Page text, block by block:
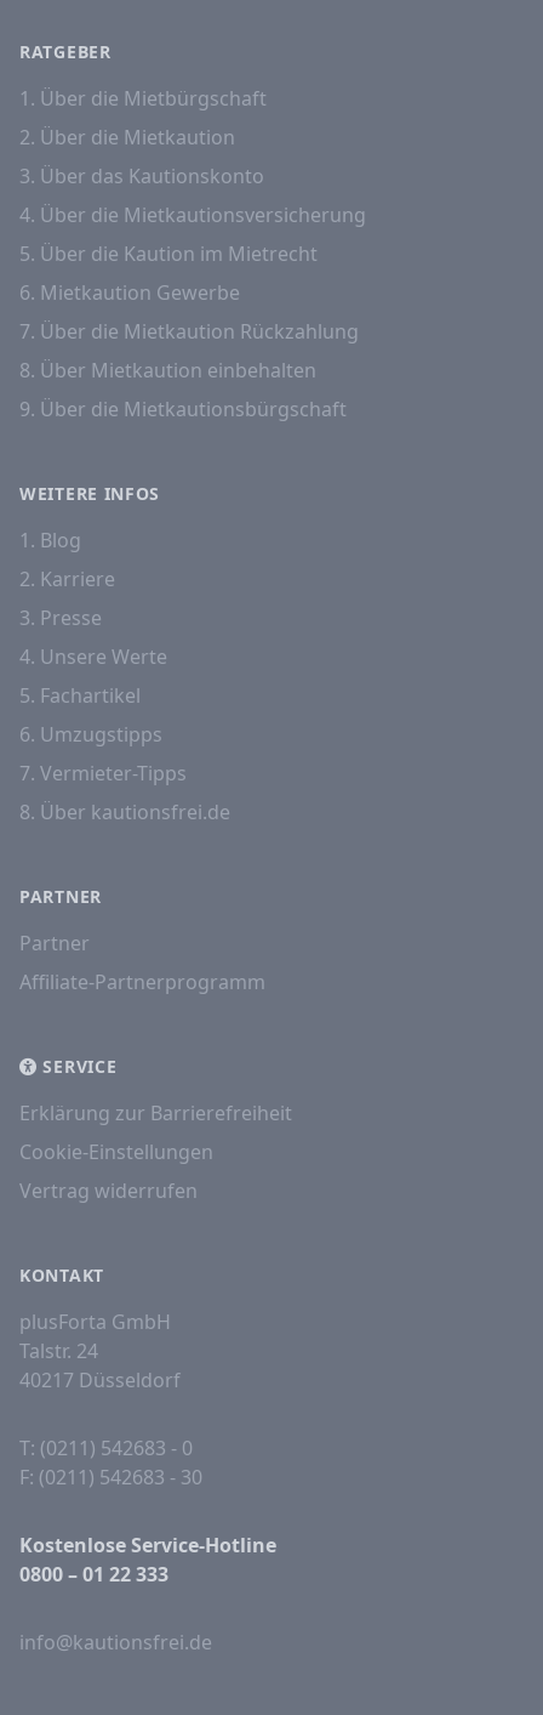
RATGEBER
1. Über die Mietbürgschaft
2. Über die Mietkaution
3. Über das Kautionskonto
4. Über die Mietkautionsversicherung
5. Über die Kaution im Mietrecht
6. Mietkaution Gewerbe
7. Über die Mietkaution Rückzahlung
8. Über Mietkaution einbehalten
9. Über die Mietkautionsbürgschaft
WEITERE INFOS
1. Blog
2. Karriere
3. Presse
4. Unsere Werte
5. Fachartikel
6. Umzugstipps
7. Vermieter-Tipps
8. Über kautionsfrei.de
PARTNER
Partner
Affiliate-Partnerprogramm
SERVICE
Erklärung zur Barrierefreiheit
Cookie-Einstellungen
Vertrag widerrufen
KONTAKT
plusForta GmbH
Talstr. 24
40217 Düsseldorf
T: (0211) 542683 - 0
F: (0211) 542683 - 30
Kostenlose Service-Hotline
0800 – 01 22 333
info@kautionsfrei.de